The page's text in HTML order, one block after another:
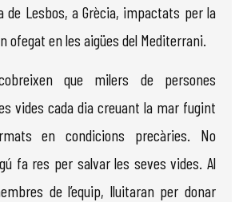
de Lesbos, a Grècia, impactats per la
ofegat en les aigües del Mediterrani.
que milers de persones
vides cada dia creuant la mar fugint
en condicions precàries. No
fa res per salvar les seves vides. Al
de l’equip, lluitaran per donar